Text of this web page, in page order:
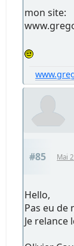
mon site:
#85 Mai
Hello,
Pas eu de
Je relance